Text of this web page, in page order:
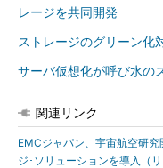
レージを共同開発
ストレージのグリーン化
サーバ仮想化が呼び水の
関連リンク
EMCジャパン、宇宙航空研
ジ･ソリューションを導入（リ